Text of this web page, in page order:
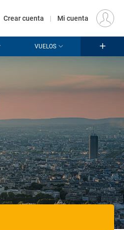
EUR
Crear cuenta | Mi cuenta
VUELOS